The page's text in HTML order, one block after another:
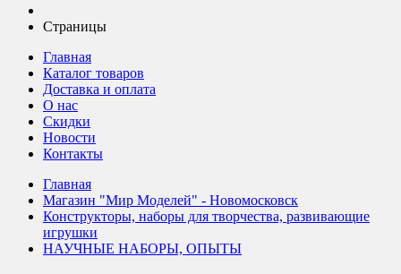
Страницы
Главная
Каталог товаров
Доставка и оплата
О нас
Скидки
Новости
Контакты
Главная
Магазин "Мир Моделей" - Новомосковск
Конструкторы, наборы для творчества, развивающие
игрушки
НАУЧНЫЕ НАБОРЫ, ОПЫТЫ